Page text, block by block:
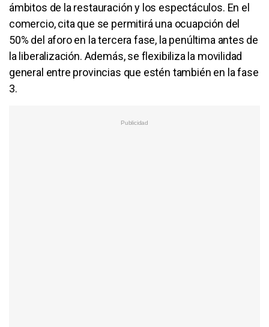
ámbitos de la restauración y los espectáculos. En el
comercio, cita que se permitirá una ocuapción del
50% del aforo en la tercera fase, la penúltima antes de
la liberalización. Además, se flexibiliza la movilidad
general entre provincias que estén también en la fase
3.